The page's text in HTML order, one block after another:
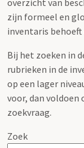
zijn formeel en
inventaris
Bij het zoeken in
rubrieken in de
op een lager
voor, dan voldoen
zoekvraag.
Zoek